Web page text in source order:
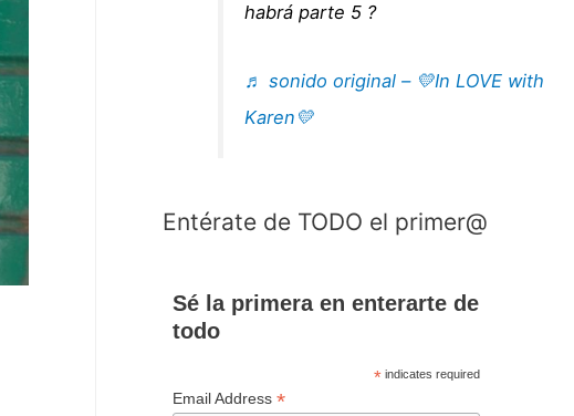
habrá parte 5 ?
♬ sonido original – 💛In LOVE with
Karen💛
Entérate de TODO el primer@
Sé la primera en enterarte de
todo
* indicates required
Email Address *